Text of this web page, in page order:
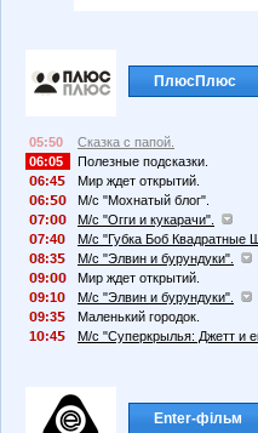
ПлюсПлюс
05:50
Сказка с папой.
06:05
Полезные подсказки.
6:4
Мир ждет открытий.
6:
М/с "Мохнатый блог".
7:
М/с "Огги и кукарачи".
7:4
М/с "Губка Боб Квадратные
8:3
М/с "Элвин и бурундуки".
9:
Мир ждет открытий.
9:1
М/с "Элвин и бурундуки".
9:3
Маленький городок.
1
:4 М/с "Суперкрылья: Джетт и
Enter-фільм